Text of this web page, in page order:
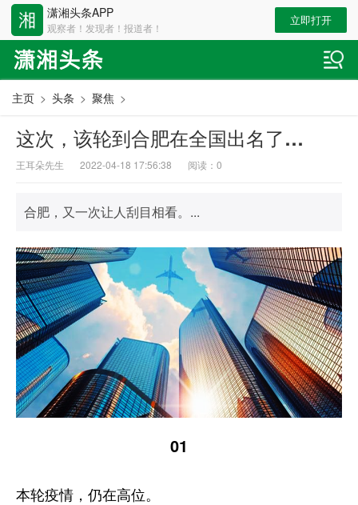
潇湘头条APP
观察者！发现者！报道者！
立即打开
主页 > 头条 > 聚焦 >
这次，该轮到合肥在全国出名了…
王耳朵先生 2022-04-18 17:56:38 阅读： 0
合肥，又一次让人刮目相看。...
01
本轮疫情，仍在高位。